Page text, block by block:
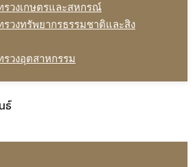
รวงเกษตรและสหกรณ์
รวงทรัพยากรธรรมชาติและสิง
รวงอุตสาหกรรม
ธ์